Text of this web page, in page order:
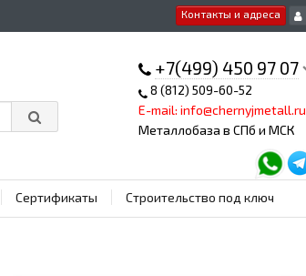
Контакты и адреса
+7(499) 450 97 07
8 (812) 509-60-52
E-mail: info@chernyjmetall.ru
Металлобаза в СПб и МСК
Сертификаты Строительство под ключ